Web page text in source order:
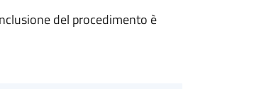
del procedimento è